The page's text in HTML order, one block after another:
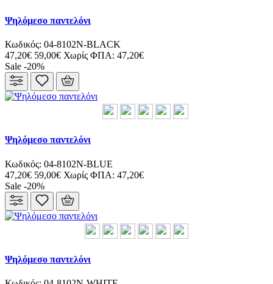
Ψηλόμεσο παντελόνι
Κωδικός: 04-8102N-BLACK
47,20€ 59,00€ Χωρίς ΦΠΑ: 47,20€
Sale -20%
Ψηλόμεσο παντελόνι
Κωδικός: 04-8102N-BLUE
47,20€ 59,00€ Χωρίς ΦΠΑ: 47,20€
Sale -20%
Ψηλόμεσο παντελόνι